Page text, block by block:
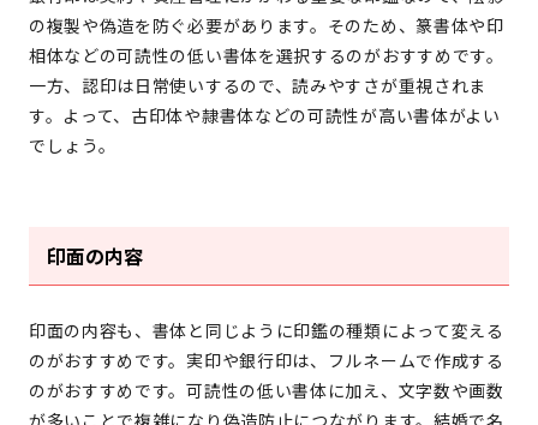
の複製や偽造を防ぐ必要があります。そのため、篆書体や印
相体などの可読性の低い書体を選択するのがおすすめです。
一方、認印は日常使いするので、読みやすさが重視されま
す。よって、古印体や隷書体などの可読性が高い書体がよい
でしょう。
印面の内容
印面の内容も、書体と同じように印鑑の種類によって変える
のがおすすめです。実印や銀行印は、フルネームで作成する
のがおすすめです。可読性の低い書体に加え、文字数や画数
が多いことで複雑になり偽造防止につながります。結婚で名